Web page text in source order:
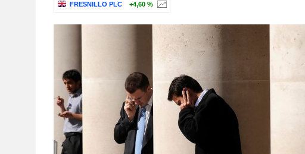
FRESNILLO PLC +4,60 %